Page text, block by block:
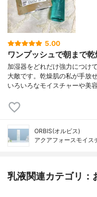
5.00
ワンプッシュで朝まで
加湿器をどれだけ強力につけ
大敵です。乾燥肌の私が手放
いろいろなモイスチャーや美
ORBIS(オルビス)
アクアフォースモイス
乳液関連カテゴリ：